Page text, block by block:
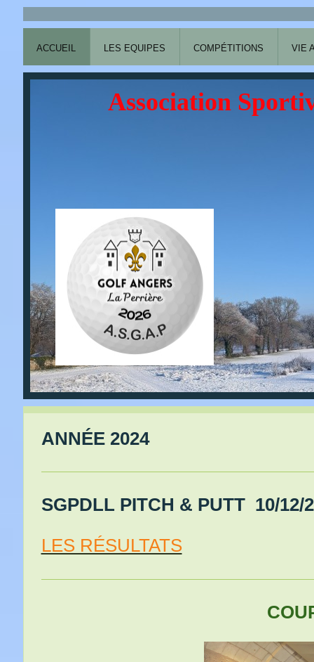
ACCUEIL LES EQUIPES COMPÉTITIONS VIE
Association
ANNÉE 2024
SGPDLL PITCH & PUTT 10/12/
LES RÉSULTATS
COUPE DE